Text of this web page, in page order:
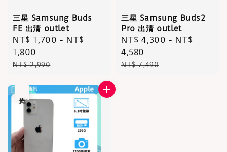
三星 Samsung Buds
FE 出清 outlet
Sale
price
NT$ 1,700 - NT$
1,800
Regular
NT$ 2,990
三星 Samsung Buds2
Pro 出清 outlet
Sale
price
NT$ 4,300 - NT$
4,580
Regular
NT$ 7,490